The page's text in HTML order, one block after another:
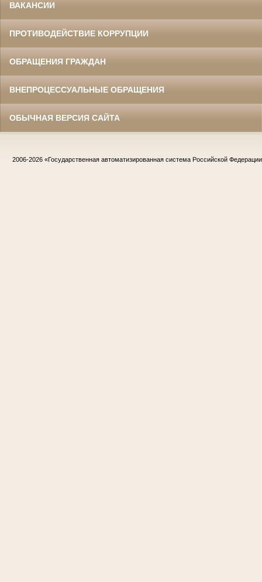
ВАКАНСИИ
ПРОТИВОДЕЙСТВИЕ КОРРУПЦИИ
ОБРАЩЕНИЯ ГРАЖДАН
ВНЕПРОЦЕССУАЛЬНЫЕ ОБРАЩЕНИЯ
ОБЫЧНАЯ ВЕРСИЯ САЙТА
2006-2026 «Государственная автоматизированная система Российской